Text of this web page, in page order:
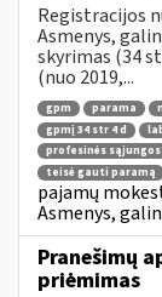
Registracijos
Asmenys,
skyrimas (34
(nuo 2019,...
gpm parama
gpmį 34 str 4 d
profesinės sąjungos
teisė gauti paramą
pajamų
Asmenys,
Pranešimų
priėmimas